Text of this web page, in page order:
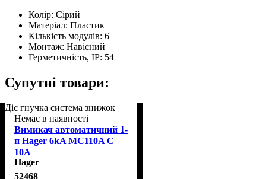
Колір: Сірий
Матеріал: Пластик
Кількість модулів: 6
Монтаж: Навісний
Герметичність, IP: 54
Супутні товари:
Діє гнучка система знижок
Немає в наявності
Вимикач автоматичний 1-
п Hager 6kA MC110A C
10A
Hager
52468